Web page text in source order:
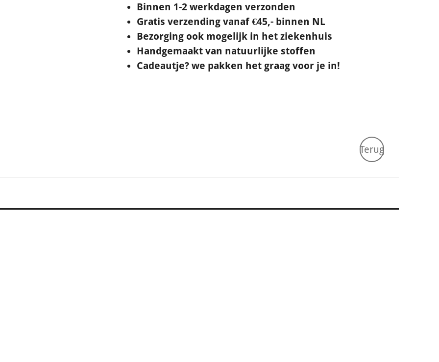
Binnen 1-2 werkdagen verzonden
Gratis verzending vanaf €45,- binnen NL
Bezorging ook mogelijk in het ziekenhuis
Handgemaakt van natuurlijke stoffen
Cadeautje? we pakken het graag voor je in!
Terug